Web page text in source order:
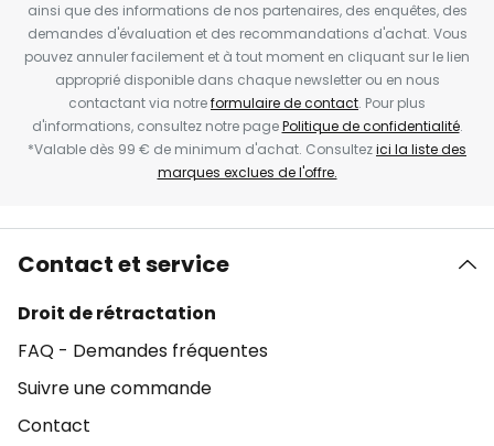
ainsi que des informations de nos partenaires, des enquêtes, des
demandes d'évaluation et des recommandations d'achat. Vous
pouvez annuler facilement et à tout moment en cliquant sur le lien
approprié disponible dans chaque newsletter ou en nous
contactant via notreformulaire de contact. Pour plus
d'informations, consultez notre pagePolitique de confidentialité.
*Valable dès 99 € de minimum d'achat. Consultezici la liste des
marques exclues de l'offre.
Contact et service
Droit de rétractation
FAQ - Demandes fréquentes
Suivre une commande
Contact